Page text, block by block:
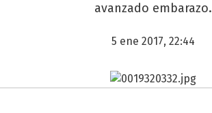
avanzado embarazo.
5 ene 2017, 22:44